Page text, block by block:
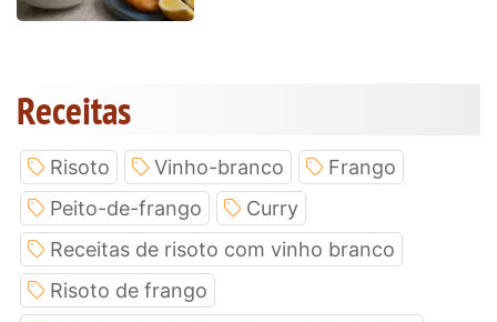
Receitas
Risoto Vinho-branco
Frango
Peito-de-frango
Curry
Receitas de risoto com vinho branco
Risoto de frango